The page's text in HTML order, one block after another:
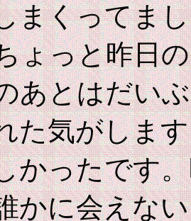
まくってま
ょっと昨日
あとはだい
た気がしま
かったです
かに会えな